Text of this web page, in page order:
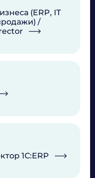
(ERP, IT
/
1С:ERP